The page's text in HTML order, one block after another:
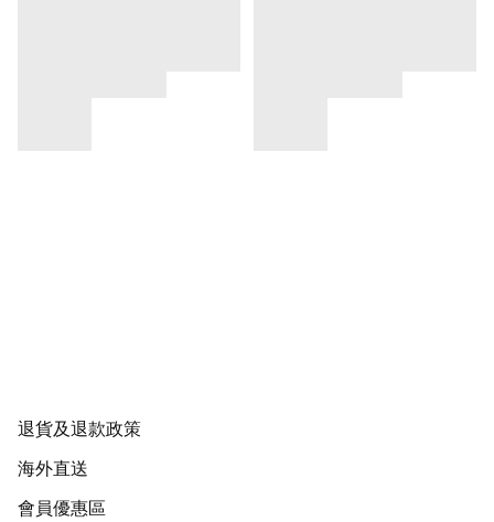
退貨及退款政策
海外直送
會員優惠區